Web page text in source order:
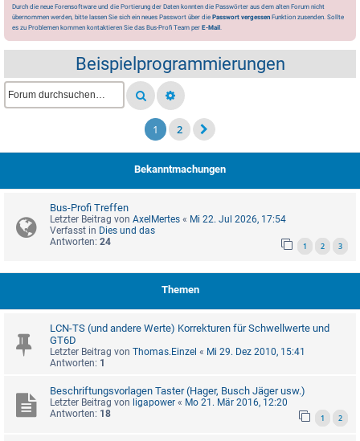
Durch die neue Forensoftware und die Portierung der Daten konnten die Passwörter aus dem alten Forum nicht
übernommen werden, bitte lassen Sie sich ein neues Passwort über die Passwort vergessen Funktion zusenden. Sollte
es zu Problemen kommen kontaktieren Sie das Bus-Profi Team per E-Mail.
Beispielprogrammierungen
1 2
Bekanntmachungen
Bus-Profi Treffen
Letzter Beitrag von AxelMertes « Mi 22. Jul 2026, 17:54
Verfasst in Dies und das
Antworten: 24 1 2 3
Themen
LCN-TS (und andere Werte) Korrekturen für Schwellwerte und
GT6D
Letzter Beitrag von Thomas.Einzel « Mi 29. Dez 2010, 15:41
Antworten: 1
Beschriftungsvorlagen Taster (Hager, Busch Jäger usw.)
Letzter Beitrag von ligapower « Mo 21. Mär 2016, 12:20
Antworten: 18 1 2